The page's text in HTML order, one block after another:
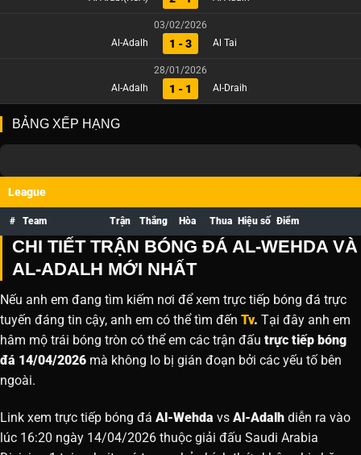
03/02/2026
Al-Adalh
1 - 3 Al Tai
28/01/2026
Al-Adalh
1 - 1 Al-Draih
BẢNG XẾP HẠNG
League
# Team Trận Thắng Hòa Thua Hiệu số Điểm
CHI TIẾT TRẬN BÓNG ĐÁ AL-WEHDA VÀ
AL-ADALH MỚI NHẤT
Nếu anh em đang tìm kiếm nơi để xem trực tiếp bóng đá trực
tuyến đáng tin cậy, anh em có thể tìm đến Tv. Tại đây anh em
hâm mộ trái bóng tròn có thể em các trận đấu trực tiếp bóng
đá 14/04/2026 mà không lo bị gián đoạn bởi các yếu tố bên
ngoài.
Link xem trực tiếp bóng đá Al-Wehda vs Al-Adalh diễn ra vào
lúc 16:20 ngày 14/04/2026 thuộc giải đấu Saudi Arabia